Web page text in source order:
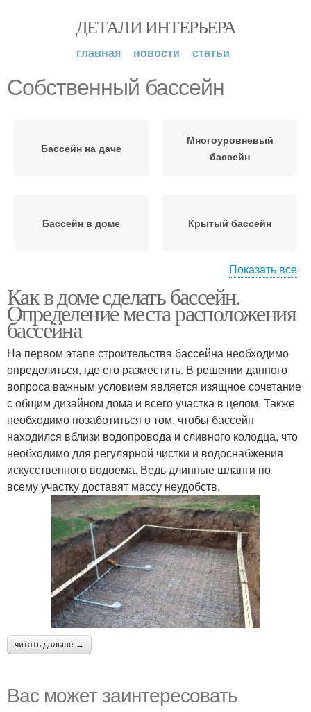
ДЕТАЛИ ИНТЕРЬЕРА
главная новости статьи
Собственный бассейн
Бассейн на даче
Многоуровневый
бассейн
Бассейн в доме Крытый бассейн
Бассейн в здании Бассейн из пленки
Показать все
Как в доме сделать бассейн.
Определение места расположения
бассейна
На первом этапе строительства бассейна необходимо
определиться, где его разместить. В решении данного
вопроса важным условием является изящное сочетание
с общим дизайном дома и всего участка в целом. Также
необходимо позаботиться о том, чтобы бассейн
находился вблизи водопровода и сливного колодца, что
необходимо для регулярной чистки и водоснабжения
искусственного водоема. Ведь длинные шланги по
всему участку доставят массу неудобств.
читать дальше →
Вас может заинтересовать